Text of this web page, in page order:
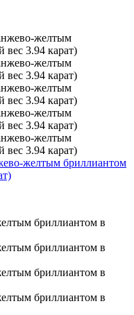
желтым бриллиантом